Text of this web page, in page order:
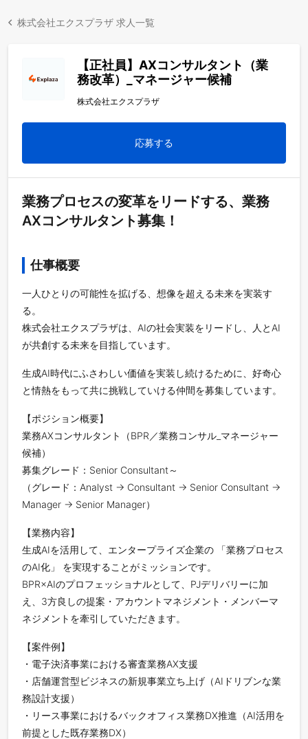
株式会社エクスプラザ 求人一覧
【正社員】AXコンサルタント（業
務改革）_マネージャー候補
株式会社エクスプラザ
応募する
業務プロセスの変革をリードする、業務
AXコンサルタント募集！
仕事概要
一人ひとりの可能性を拡げる、想像を超える未来を実装す
る。
株式会社エクスプラザは、AIの社会実装をリードし、人とAI
が共創する未来を目指しています。
生成AI時代にふさわしい価値を実装し続けるために、好奇心
と情熱をもって共に挑戦していける仲間を募集しています。
【ポジション概要】
業務AXコンサルタント（BPR／業務コンサル_マネージャー
候補）
募集グレード：Senior Consultant～
（グレード：Analyst → Consultant → Senior Consultant →
Manager → Senior Manager）
【業務内容】
生成AIを活用して、エンタープライズ企業の 「業務プロセス
のAI化」 を実現することがミッションです。
BPR×AIのプロフェッショナルとして、PJデリバリーに加
え、3方良しの提案・アカウントマネジメント・メンバーマ
ネジメントを牽引していただきます。
【案件例】
・電子決済事業における審査業務AX支援
・店舗運営型ビジネスの新規事業立ち上げ（AIドリブンな業
務設計支援）
・リース事業におけるバックオフィス業務DX推進（AI活用を
前提とした既存業務DX）